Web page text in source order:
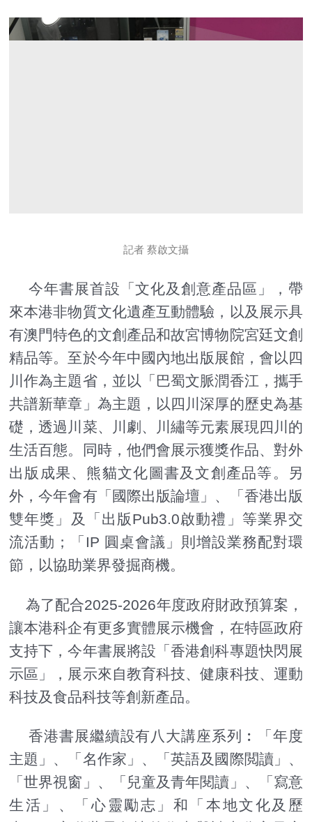
記者 蔡啟文攝
今年書展首設「文化及創意產品區」，帶
來本港非物質文化遺產互動體驗，以及展示具
有澳門特色的文創產品和故宮博物院宮廷文創
精品等。至於今年中國內地出版展館，會以四
川作為主題省，並以「巴蜀文脈潤香江，攜手
共譜新華章」為主題，以四川深厚的歷史為基
礎，透過川菜、川劇、川繡等元素展現四川的
生活百態。同時，他們會展示獲獎作品、對外
出版成果、熊貓文化圖書及文創產品等。另
外，今年會有「國際出版論壇」、「香港出版
雙年獎」及「出版Pub3.0啟動禮」等業界交
流活動；「IP 圓桌會議」則增設業務配對環
節，以協助業界發掘商機。
為了配合2025-2026年度政府財政預算案，
讓本港科企有更多實體展示機會，在特區政府
支持下，今年書展將設「香港創科專題快閃展
示區」，展示來自教育科技、健康科技、運動
科技及食品科技等創新產品。
香港書展繼續設有八大講座系列︰「年度
主題」、「名作家」、「英語及國際閲讀」、
「世界視窗」、「兒童及青年閱讀」、「寫意
生活」、「心靈勵志」和「本地文化及歷